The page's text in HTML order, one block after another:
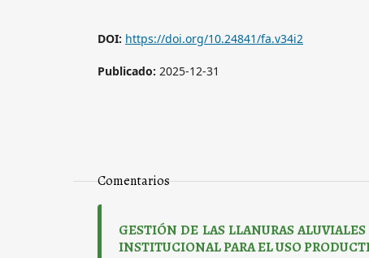
DOI: https://doi.org/10.24841/fa.v34i2
Publicado: 2025-12-31
Comentarios
GESTIÓN DE LAS LLANURAS
INSTITUCIONAL PARA EL USO